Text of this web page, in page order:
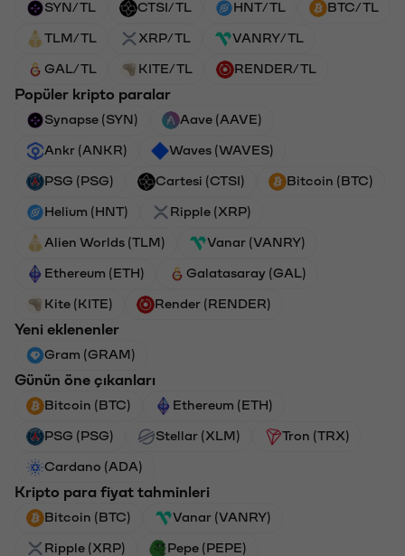
SYN/TL CTSI/TL HNT/TL BTC/TL
TLM/TL XRP/TL VANRY/TL
GAL/TL KITE/TL RENDER/TL
Popüler kripto paralar
Synapse (SYN) Aave (AAVE)
Ankr (ANKR) Waves (WAVES)
PSG (PSG) Cartesi (CTSI) Bitcoin (BTC)
Helium (HNT) Ripple (XRP)
Alien Worlds (TLM) Vanar (VANRY)
Ethereum (ETH) Galatasaray (GAL)
Kite (KITE) Render (RENDER)
Yeni eklenenler
Gram (GRAM)
Günün öne çıkanları
Bitcoin (BTC) Ethereum (ETH)
PSG (PSG) Stellar (XLM) Tron (TRX)
Cardano (ADA)
Kripto para fiyat tahminleri
Bitcoin (BTC) Vanar (VANRY)
Ripple (XRP) Pepe (PEPE)